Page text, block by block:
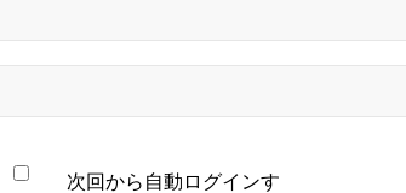
次回から自動ログインす